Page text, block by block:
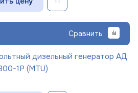
Сравнить
дизельный генератор АД
1Р (MTU)